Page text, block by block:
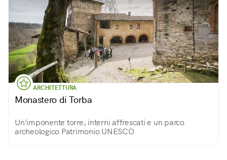
ARCHITETTURA
Monastero di Torba
Un'imponente torre, interni affrescati e un parco
archeologico Patrimonio UNESCO